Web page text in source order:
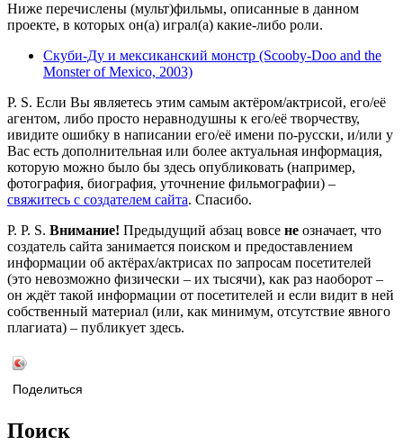
Ниже перечислены (мульт)фильмы, описанные в данном
проекте, в которых он(а) играл(а) какие-либо роли.
Скуби-Ду и мексиканский монстр (Scooby-Doo and the
Monster of Mexico, 2003)
P. S. Если Вы являетесь этим самым актёром/актрисой, его/её
агентом, либо просто неравнодушны к его/её творчеству,
ивидите ошибку в написании его/её имени по-русски, и/или у
Вас есть дополнительная или более актуальная информация,
которую можно было бы здесь опубликовать (например,
фотография, биография, уточнение фильмографии) –
свяжитесь с создателем сайта. Спасибо.
P. P. S. Внимание! Предыдущий абзац вовсе не означает, что
создатель сайта занимается поиском и предоставлением
информации об актёрах/актрисах по запросам посетителей
(это невозможно физически – их тысячи), как раз наоборот –
он ждёт такой информации от посетителей и если видит в ней
собственный материал (или, как минимум, отсутствие явного
плагиата) – публикует здесь.
Поделиться
Поиск